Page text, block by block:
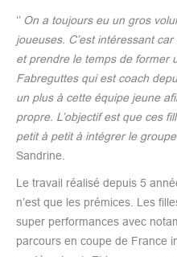
‘’ On a toujours eu un gros
joueuses. C’est intéressant
et prendre le temps de former
Fabreguttes qui est coach
un plus à cette équipe jeune
propre. L’objectif est que ces
petit à petit à intégrer le
Sandrine.
Le travail réalisé depuis 5
n’est que les prémices. Les
super performances avec
parcours en coupe de France